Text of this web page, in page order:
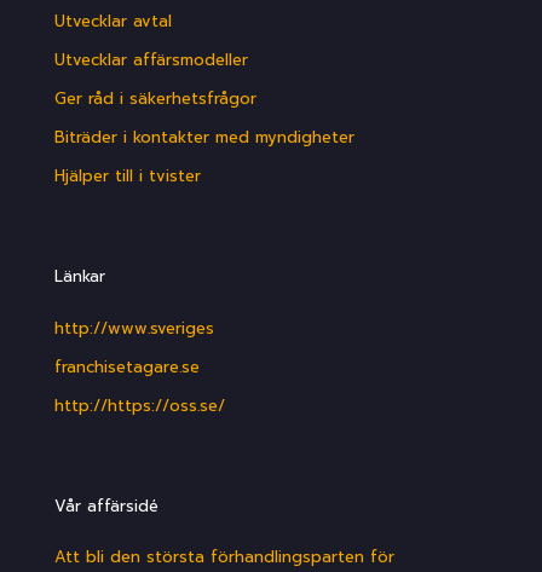
Utvecklar avtal
Utvecklar affärsmodeller
Ger råd i säkerhetsfrågor
Biträder i kontakter med myndigheter
Hjälper till i tvister
Länkar
http://www.sveriges
franchisetagare.se
http://https://oss.se/
Vår affärsidé
Att bli den största förhandlingsparten för